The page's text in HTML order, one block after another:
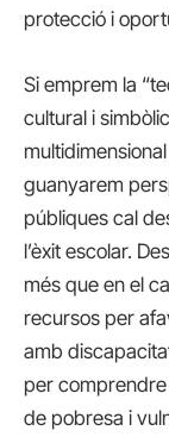
protecció i
Si emprem la
cultural i
guanyarem
públiques cal
l’èxit escolar.
més que en el
recursos per
amb
per comprendre
de pobresa i